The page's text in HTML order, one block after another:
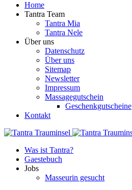
Home
Tantra Team
Tantra Mia
Tantra Nele
Über uns
Datenschutz
Über uns
Sitemap
Newsletter
Impressum
Massagegutschein
Geschenkgutscheine
Kontakt
Was ist Tantra?
Gaestebuch
Jobs
Masseurin gesucht